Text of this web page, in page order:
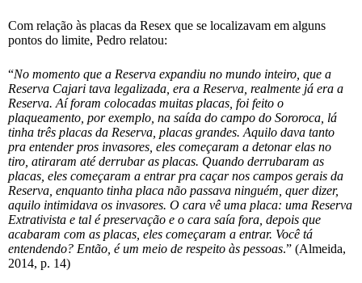
Com relação às placas da Resex que se localizavam em alguns
pontos do limite, Pedro relatou:
“No momento que a Reserva expandiu no mundo inteiro, que a
Reserva Cajari tava legalizada, era a Reserva, realmente já era a
Reserva. Aí foram colocadas muitas placas, foi feito o
plaqueamento, por exemplo, na saída do campo do Sororoca, lá
tinha três placas da Reserva, placas grandes. Aquilo dava tanto
pra entender pros invasores, eles começaram a detonar elas no
tiro, atiraram até derrubar as placas. Quando derrubaram as
placas, eles começaram a entrar pra caçar nos campos gerais da
Reserva, enquanto tinha placa não passava ninguém, quer dizer,
aquilo intimidava os invasores. O cara vê uma placa: uma Reserva
Extrativista e tal é preservação e o cara saía fora, depois que
acabaram com as placas, eles começaram a entrar. Você tá
entendendo? Então, é um meio de respeito às pessoas.” (Almeida,
2014, p. 14)